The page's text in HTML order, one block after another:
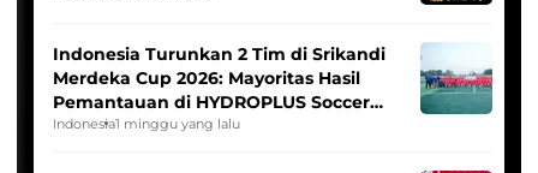
Indonesia Turunkan 2 Tim di Srikandi
Merdeka Cup 2026: Mayoritas Hasil
Pemantauan di HYDROPLUS Soccer
League
Indonesia1 minggu yang lalu